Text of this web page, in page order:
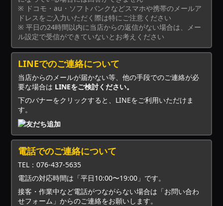
※ ドコモ・au・ソフトバンクなどスマホや携帯のメールア
ドレスをご入力いただく際は特にご注意ください
※ 平日の24時間以内に当店からの返信がない場合は、メー
ル設定で受信ができていないとお考えください
LINEでのご連絡について
当店からのメールが届かない等、他の手段でのご連絡が必
要な場合は LINEをご検討ください。
下のバナーをクリックすると、LINEをご利用いただけま
す。
電話でのご連絡について
TEL：076-437-5635
電話の対応時間は「平日10:00〜19:00」です。
接客・作業中など電話がつながらない場合は「お問い合わ
せフォーム」からのご連絡をお願いします。